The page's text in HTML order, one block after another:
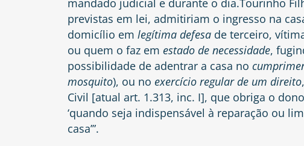
mandado judicial e durante o dia.Tourinho
previstas em lei, admitiriam o ingresso na
domicílio em legítima defesa de terceiro,
ou quem o faz em estado de necessidade,
possibilidade de adentrar a casa no
mosquito), ou no exercício regular de um direito
Civil [atual art. 1.313, inc. I], que obriga o
‘quando seja indispensável à reparação ou
casa’”.